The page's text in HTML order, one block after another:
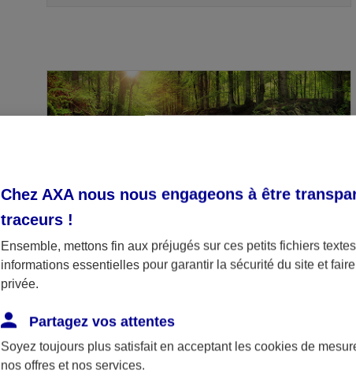
Vous détenez un compte-titres ? Découvrez
comment diversifier votre patrimoine et investir
Chez AXA nous nous engageons à être
traceurs !
Ensemble, mettons fin aux préjugés sur ces petits fichiers
informations essentielles pour garantir la sécurité du site et
privée.
Partagez vos attentes
Soyez toujours plus satisfait en acceptant les cookies de
nos offres et nos services.